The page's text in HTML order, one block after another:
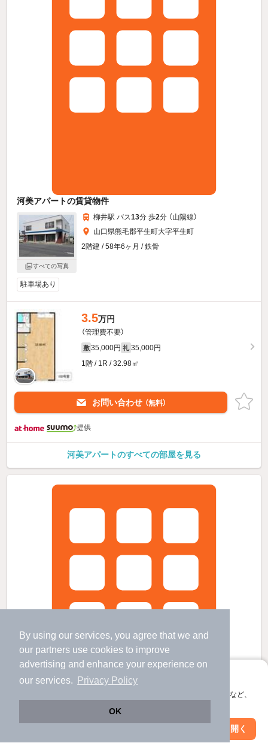
By using our services, you agree that we and
our partners use cookies to improve
advertising and enhance your experience on
our services.
Privacy Policy
OK
アプリに切り替えて、サクサクお部屋探し
会員登録なしですぐ使える。マップ検索やお気に入り保存など、
アプリを開く
河美アパートの賃貸物件
すべての写真
柳井駅 バス13分 歩2分 （山陽線）
山口県熊毛郡平生町大字平生町
2階建 / 58年6ヶ月 / 鉄骨
駐車場あり
3.5万円
（管理費不要）
敷 35,000円 礼 35,000円
1階 / 1R / 32.98㎡
お問い合わせ （無料）
提供
河美アパートのすべての部屋を見る
柳井駅 バス12分 歩10分 （山陽線）
絞り込み条件を変更